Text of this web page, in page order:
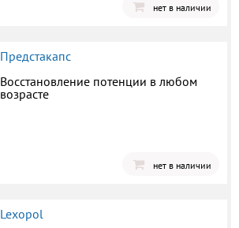
нет в наличии
Предстакапс
Восстановление потенции в любом
возрасте
нет в наличии
Lexopol